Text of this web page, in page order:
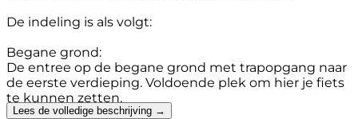
De indeling is als volgt:
Begane grond:
De entree op de begane grond met trapopgang naar
de eerste verdieping. Voldoende plek om hier je fiets
te kunnen zetten.
Lees de volledige beschrijving →